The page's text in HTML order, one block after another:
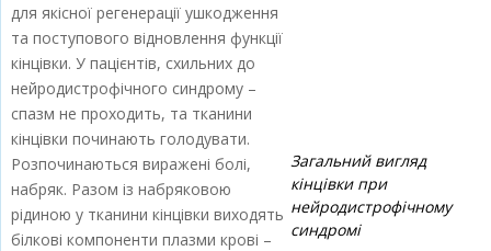
для якісної регенерації ушкодження
та поступового відновлення функції
кінцівки. У пацієнтів, схильних до
нейродистрофічного синдрому –
спазм не проходить, та тканини
кінцівки починають голодувати.
Розпочинаються виражені болі,
набряк. Разом із набряковою
рідиною у тканини кінцівки виходять
білкові компоненти плазми крові –
Загальний вигляд
кінцівки при
нейродистрофічному
синдромі